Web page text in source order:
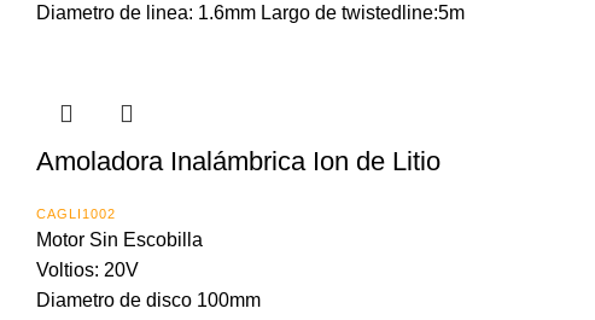
Diametro de linea: 1.6mm Largo de twistedline:5m
Amoladora Inalámbrica Ion de Litio
CAGLI1002
Motor Sin Escobilla
Voltios: 20V
Diametro de disco 100mm